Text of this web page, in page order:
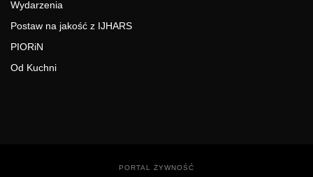
Wydarzenia
Postaw na jakość z IJHARS
PIORiN
Od Kuchni
PORTAL ŻYWNOŚĆ